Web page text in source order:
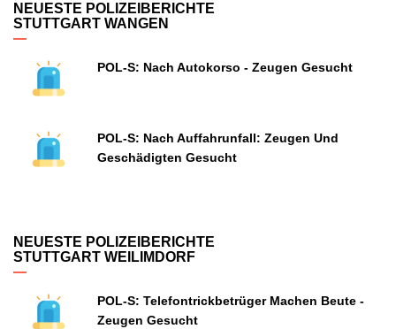
NEUESTE POLIZEIBERICHTE
STUTTGART WANGEN
POL-S: Nach Autokorso - Zeugen Gesucht
POL-S: Nach Auffahrunfall: Zeugen Und
Geschädigten Gesucht
NEUESTE POLIZEIBERICHTE
STUTTGART WEILIMDORF
POL-S: Telefontrickbetrüger Machen Beute -
Zeugen Gesucht